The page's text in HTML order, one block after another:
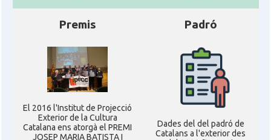
Premis
El 2016 l'Institut de Projecció
Exterior de la Cultura
Catalana ens atorgà el PREMI
JOSEP MARIA BATISTA I
Padró
Dades del del padró de
Catalans a l'exterior des